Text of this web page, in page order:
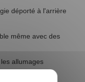
déporté à l'arrière
même avec des
allumages